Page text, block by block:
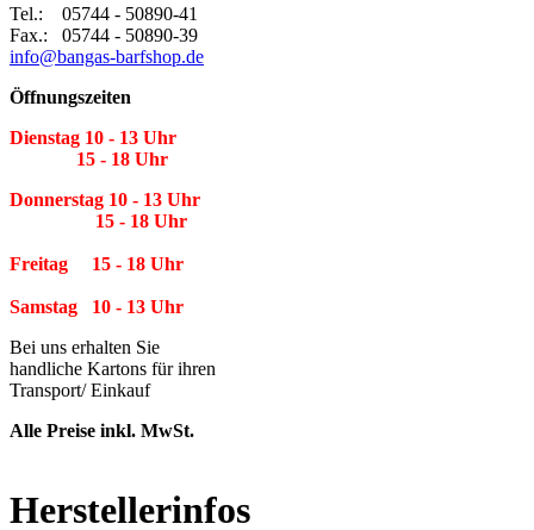
Tel.: 05744 - 50890-41
Fax.: 05744 - 50890-39
info@bangas-barfshop.de
Öffnungszeiten
Dienstag 10 - 13 Uhr
15 - 18 Uhr
Donnerstag 10 - 13 Uhr
15 - 18 Uhr
Freitag 15 - 18 Uhr
Samstag 10 - 13 Uhr
Bei uns erhalten Sie
handliche Kartons für ihren
Transport/ Einkauf
Alle Preise inkl. MwSt.
Herstellerinfos